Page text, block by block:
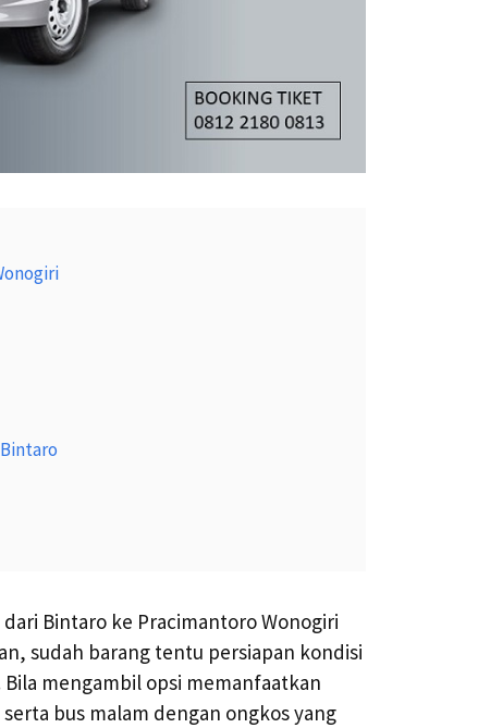
Bintaro ke Pracimantoro Wonogiri
sudah barang tentu persiapan kondisi
mengambil opsi memanfaatkan
bus malam dengan ongkos yang